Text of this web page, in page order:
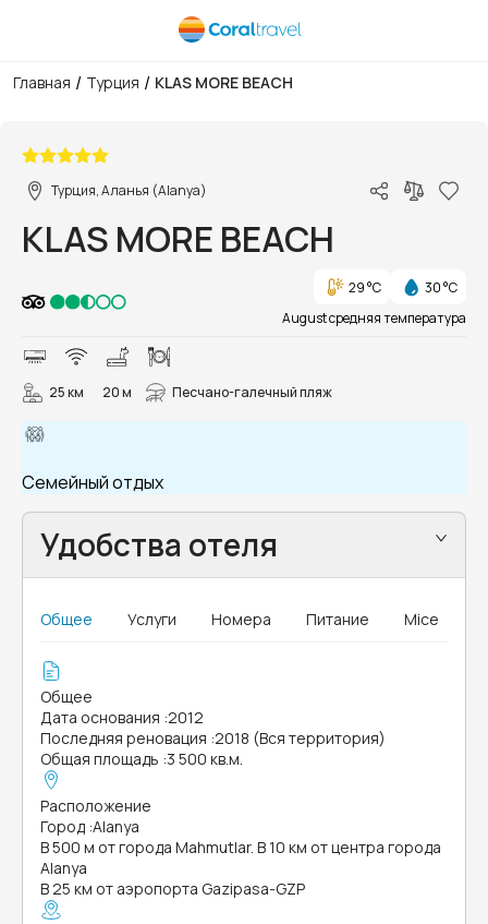
Главная / Турция / KLAS MORE BEACH
Турция, Аланья (Alanya)
KLAS MORE BEACH
29 °C
30 °C
August средняя температура
25 км 20 м Песчано-галечный пляж
Семейный отдых
Удобства отеля
Общее Услуги Номера Питание Mice
Общее
Дата основания :2012
Последняя реновация :2018 (Вся территория)
Общая площадь :3 500 кв.м.
Расположение
Город :Alanya
В 500 м от города Mahmutlar. В 10 км от центра города
Alanya
В 25 км от аэропорта Gazipasa-GZP